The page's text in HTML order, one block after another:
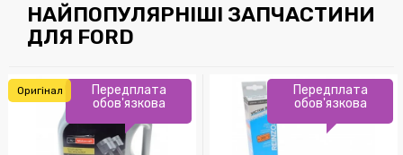
НАЙПОПУЛЯРНІШІ ЗАПЧАСТИНИ
ДЛЯ FORD
Передплата
обов'язкова
Оригінал
Передплата
обов'язкова